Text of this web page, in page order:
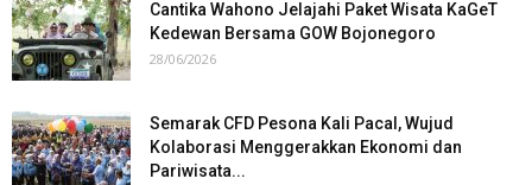
Cantika Wahono Jelajahi Paket Wisata KaGeT
Kedewan Bersama GOW Bojonegoro
28/06/2026
Semarak CFD Pesona Kali Pacal, Wujud
Kolaborasi Menggerakkan Ekonomi dan
Pariwisata...